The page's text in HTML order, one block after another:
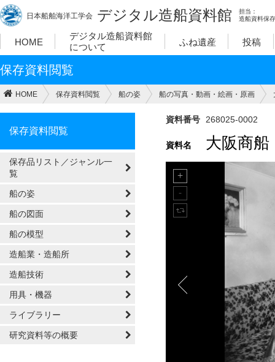
日本船舶海洋工学会 デジタル造船資料館
担当：
造船資料保
HOME
デジタル造船資料館
について
ふね遺産 投稿
保存資料閲覧
HOME 保存資料閲覧 船の姿 船の写真・動画・絵画・原画
保存資料閲覧
保存品リスト／ジャンル一
覧
船の姿
船の図面
船の模型
造船業・造船所
造船技術
用具・機器
ライブラリー
研究資料等の概要
資料番号 268025-0002
資料名 大阪商